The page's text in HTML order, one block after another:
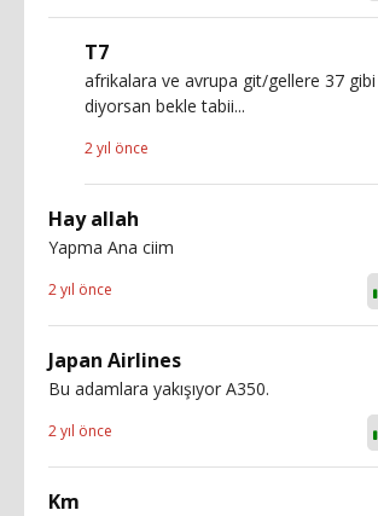
T7
afrikalara ve avrupa git/gellere 37
diyorsan bekle tabii...
2 yıl önce
Hay allah
Yapma Ana ciim
2 yıl önce
Japan Airlines
Bu adamlara yakışıyor A350.
2 yıl önce
Km